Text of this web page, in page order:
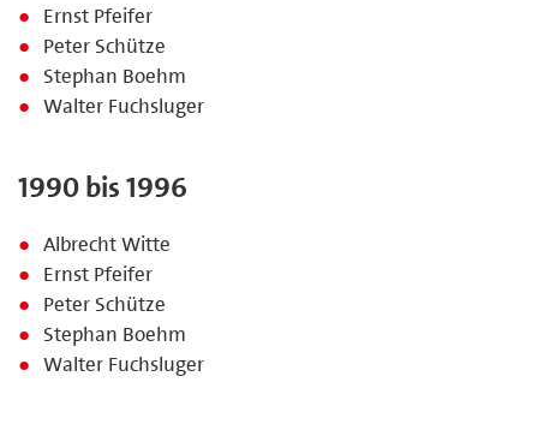
Ernst Pfeifer
Peter Schütze
Stephan Boehm
Walter Fuchsluger
1990 bis 1996
Albrecht Witte
Ernst Pfeifer
Peter Schütze
Stephan Boehm
Walter Fuchsluger